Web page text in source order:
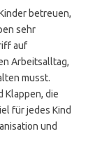
betreuen,
sehr
auf
Arbeitsalltag,
musst.
Klappen, die
für jedes Kind
und